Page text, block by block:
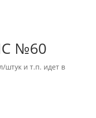
№60
штук и т.п. идет в